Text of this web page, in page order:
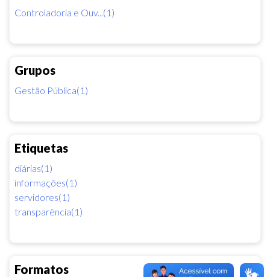
Controladoria e Ouv...(1)
Grupos
Gestão Pública(1)
Etiquetas
diárias(1)
informações(1)
servidores(1)
transparência(1)
Formatos